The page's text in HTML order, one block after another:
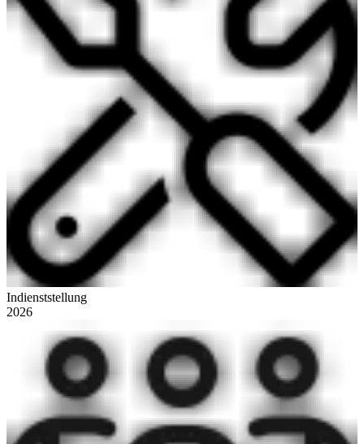
Indienststellung
2026